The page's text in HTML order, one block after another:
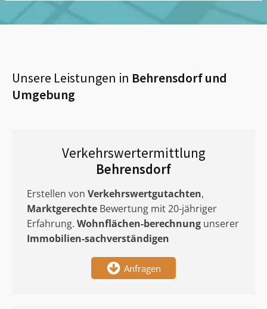
Unsere Leistungen in Behrensdorfund
Umgebung
Verkehrswertermittlung
Behrensdorf
Erstellen von Verkehrswertgutachten,
Marktgerechte Bewertung mit 20-jähriger
Erfahrung. Wohnflächen-berechnung unserer
Immobilien-sachverständigen
Anfragen